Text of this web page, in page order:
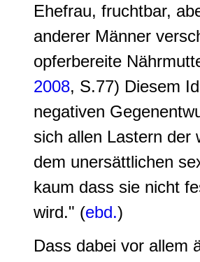
Ehefrau, fruchtbar,
anderer Männer
opferbereite
2008, S.77) Diesem
negativen
sich allen Lastern der
dem unersättlichen
kaum dass sie nicht
wird." (ebd.)
Dass dabei vor allem